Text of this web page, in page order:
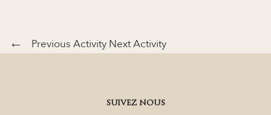
Previous Activity Next Activity
SUIVEZ NOUS